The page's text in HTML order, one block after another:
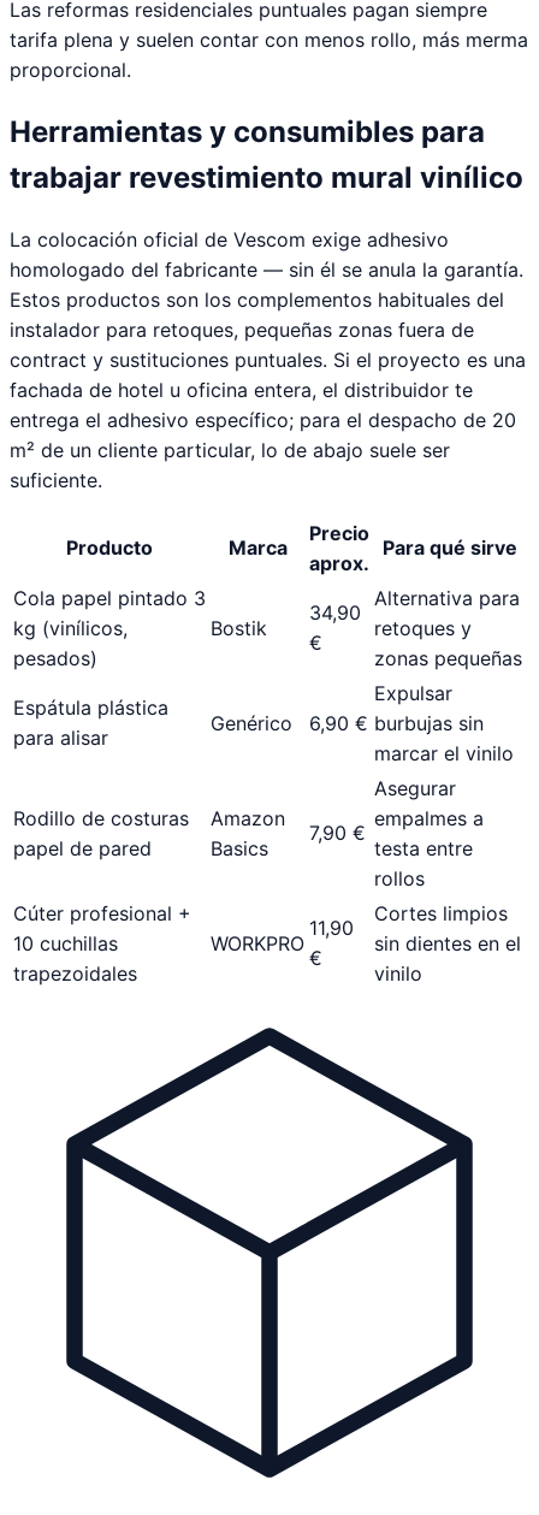
Las reformas residenciales puntuales pagan siempre
tarifa plena y suelen contar con menos rollo, más merma
proporcional.
Herramientas y consumibles para
trabajar revestimiento mural vinílico
La colocación oficial de Vescom exige adhesivo
homologado del fabricante — sin él se anula la garantía.
Estos productos son los complementos habituales del
instalador para retoques, pequeñas zonas fuera de
contract y sustituciones puntuales. Si el proyecto es una
fachada de hotel u oficina entera, el distribuidor te
entrega el adhesivo específico; para el despacho de 20
m² de un cliente particular, lo de abajo suele ser
suficiente.
Producto Marca
Precio
aprox.
Para qué sirve
Cola papel pintado 3
kg (vinílicos,
pesados)
Bostik
34,90
€
Alternativa para
retoques y
zonas pequeñas
Espátula plástica
para alisar
Genérico 6,90 €
Expulsar
burbujas sin
marcar el vinilo
Rodillo de costuras
papel de pared
Amazon
Basics
7,90 €
Asegurar
empalmes a
testa entre
rollos
Cúter profesional +
10 cuchillas
trapezoidales
WORKPRO
11,90
€
Cortes limpios
sin dientes en el
vinilo